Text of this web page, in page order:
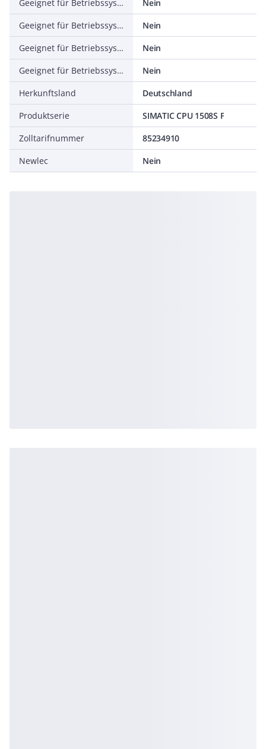
Geeignet für Betriebssystem Windows 2003 Server
Nein
Geeignet für Betriebssystem Windows 7
Nein
Geeignet für Betriebssystem Windows 8
Nein
Geeignet für Betriebssystem, sonstige
Nein
Herkunftsland
Deutschland
Produktserie
SIMATIC CPU 1508S F
Zolltarifnummer
85234910
Newlec
Nein